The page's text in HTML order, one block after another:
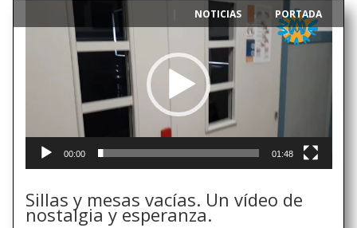
Reproductor
de
00:00 01:48
Sillas y mesas vacías. Un vídeo de
nostalgia y esperanza.
NOTICIAS , PORTADA